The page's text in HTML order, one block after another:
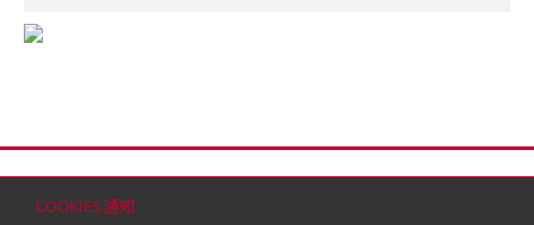
COOKIES 通知
© 2026 嘉里建设有限公司 (于百慕达注册成立之有限公司)